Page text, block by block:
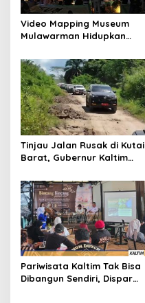
Video Mapping Museum
Mulawarman Hidupkan
Melenu
Tinjau Jalan Rusak di Kutai
Barat, Gubernur Kaltim
Kilometer
Pariwisata Kaltim Tak Bisa
Dibangun Sendiri, Dispar